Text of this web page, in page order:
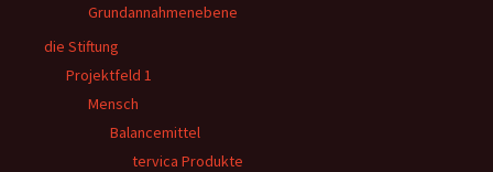
Grundannahmenebene
die Stiftung
Projektfeld 1
Mensch
Balancemittel
tervica Produkte